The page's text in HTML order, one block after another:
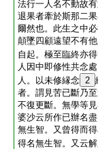
法行一人名不動故
退果者牽於斯那二
爾然也。此生之中
顛墜四顧遠望不有
自起。極至臨終亦
人因中即修性共念
人。以未修縁念 2
者。謂見苦已斷乃
不復更斷。無學等
婆沙云所作已辦名
無生智。又曾得而
得名無生智。又云